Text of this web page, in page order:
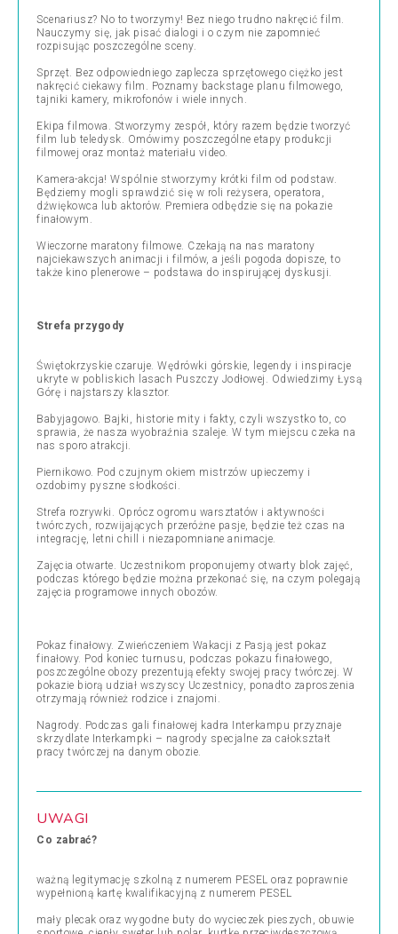
Scenariusz? No to tworzymy! Bez niego trudno nakręcić film.
Nauczymy się, jak pisać dialogi i o czym nie zapomnieć
rozpisując poszczególne sceny.
Sprzęt. Bez odpowiedniego zaplecza sprzętowego ciężko jest
nakręcić ciekawy film. Poznamy backstage planu filmowego,
tajniki kamery, mikrofonów i wiele innych.
Ekipa filmowa. Stworzymy zespół, który razem będzie tworzyć
film lub teledysk. Omówimy poszczególne etapy produkcji
filmowej oraz montaż materiału video.
Kamera-akcja! Wspólnie stworzymy krótki film od podstaw.
Będziemy mogli sprawdzić się w roli reżysera, operatora,
dźwiękowca lub aktorów. Premiera odbędzie się na pokazie
finałowym.
Wieczorne maratony filmowe. Czekają na nas maratony
najciekawszych animacji i filmów, a jeśli pogoda dopisze, to
także kino plenerowe – podstawa do inspirującej dyskusji.
Strefa przygody
Świętokrzyskie czaruje. Wędrówki górskie, legendy i inspiracje
ukryte w pobliskich lasach Puszczy Jodłowej. Odwiedzimy Łysą
Górę i najstarszy klasztor.
Babyjagowo. Bajki, historie mity i fakty, czyli wszystko to, co
sprawia, że nasza wyobraźnia szaleje. W tym miejscu czeka na
nas sporo atrakcji.
Piernikowo. Pod czujnym okiem mistrzów upieczemy i
ozdobimy pyszne słodkości.
Strefa rozrywki. Oprócz ogromu warsztatów i aktywności
twórczych, rozwijających przeróżne pasje, będzie też czas na
integrację, letni chill i niezapomniane animacje.
Zajęcia otwarte. Uczestnikom proponujemy otwarty blok zajęć,
podczas którego będzie można przekonać się, na czym polegają
zajęcia programowe innych obozów.
Pokaz finałowy. Zwieńczeniem Wakacji z Pasją jest pokaz
finałowy. Pod koniec turnusu, podczas pokazu finałowego,
poszczególne obozy prezentują efekty swojej pracy twórczej. W
pokazie biorą udział wszyscy Uczestnicy, ponadto zaproszenia
otrzymają również rodzice i znajomi.
Nagrody. Podczas gali finałowej kadra Interkampu przyznaje
skrzydlate Interkampki – nagrody specjalne za całokształt
pracy twórczej na danym obozie.
UWAGI
Co zabrać?
ważną legitymację szkolną z numerem PESEL oraz poprawnie
wypełnioną kartę kwalifikacyjną z numerem PESEL
mały plecak oraz wygodne buty do wycieczek pieszych, obuwie